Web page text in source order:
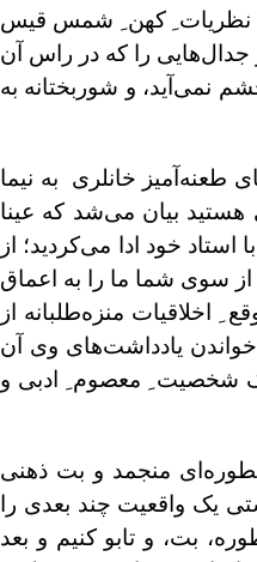
از نظریات ِ کهن ِ شمس قیس
جدال‌هایی را که در راس آن
نمی‌آید، و شوربختانه به
طعنه‌آمیز خانلری به نیما
بیان می‌شد که عینا
خود ادا می‌کردید؛ از
سوی شما ما را به اعماق
منزه‌طلبانه از
خواندن یادداشت‌های وی آن
یک شخصیت ِ معصوم ِ ادبی و
منجمد و بت ذهنی
یک واقعیت چند بعدی را
بت، و تابو کنیم و بعد